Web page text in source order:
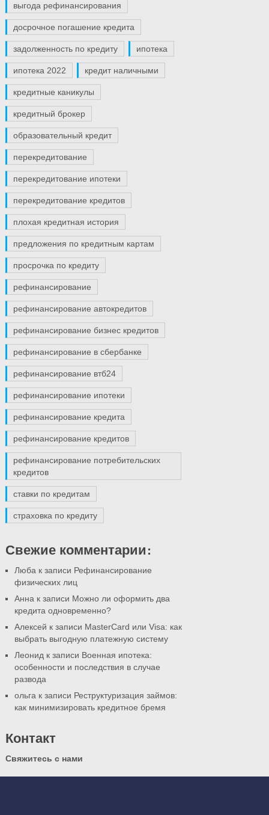
выгода рефинансирования
досрочное погашение кредита
задолженность по кредиту ипотека
ипотека 2022 кредит наличными
кредитные каникулы
кредитный брокер
образовательный кредит
перекредитование
перекредитование ипотеки
перекредитование кредитов
плохая кредитная история
предложения по кредитным картам
просрочка по кредиту
рефинансирование
рефинансирование автокредитов
рефинансирование бизнес кредитов
рефинансирование в сбербанке
рефинансирование втб24
рефинансирование ипотеки
рефинансирование кредита
рефинансирование кредитов
рефинансирование потребительских
кредитов
ставки по кредитам
страховка по кредиту
Свежие комментарии:
Люба к записи Рефинансирование
физических лиц
Анна к записи Можно ли оформить два
кредита одновременно?
Алексей к записи MasterCard или Visa: как
выбрать выгодную платежную систему
Леонид к записи Военная ипотека:
особенности и последствия в случае
развода
ольга к записи Реструктуризация займов:
как минимизировать кредитное бремя
Контакт
Свяжитесь с нами